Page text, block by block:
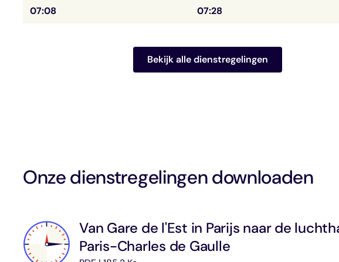
07:08
07:28
Bekijk alle dienstregelingen
Onze dienstregelingen downloaden
Van Gare de l'Est in Parijs naar de
Paris-Charles de Gaulle